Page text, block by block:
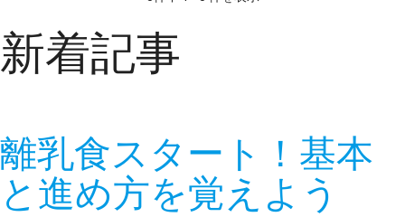
新着記事
離乳食スタート！基本
と進め方を覚えよう